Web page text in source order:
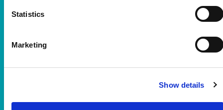
Statistics
Marketing
Show details
sobre su objeto social. Puedes configurar estas
otros sitios web, a través de la configuración u